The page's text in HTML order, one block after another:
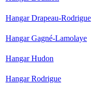
Hangar Drapeau-Rodrigue
Hangar Gagné-Lamolaye
Hangar Hudon
Hangar Rodrigue